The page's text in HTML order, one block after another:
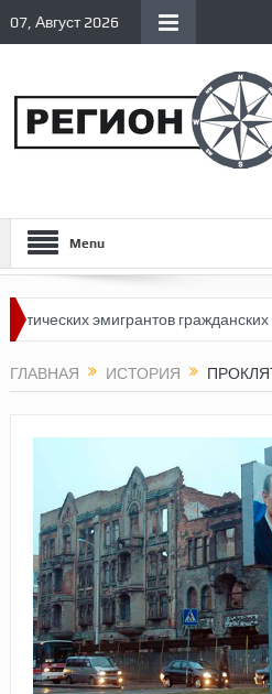
07, Август 2026
Menu
эмигрантов гражданских прав
ГЛАВНАЯ ИСТОРИЯ